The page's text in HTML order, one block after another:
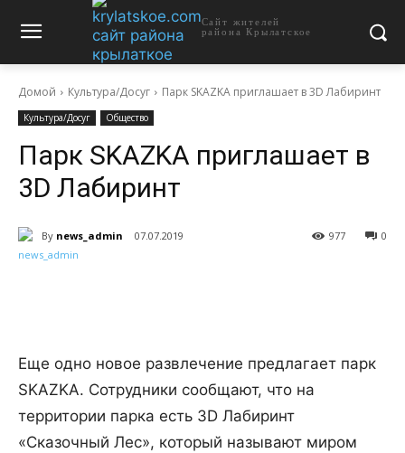
Сайт жителей
района Крылатское
Домой Культура/Досуг Парк SKAZKA приглашает в 3D Лабиринт
Культура/Досуг Общество
Парк SKAZKA приглашает в
3D Лабиринт
By news_admin 07.07.2019 0
977
Еще одно новое развлечение предлагает парк
SKAZKA. Сотрудники сообщают, что на
территории парка есть 3D Лабиринт
«Сказочный Лес», который называют миром